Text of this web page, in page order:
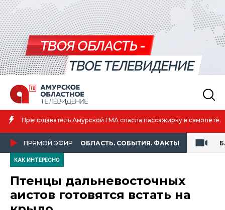
Преподаватель Амурской ГМА спасла пассажирку в самолёте
ПРЯМОЙ ЭФИР ОБЛАСТЬ. СОБЫТИЯ. ФАКТЫ
КАК ИНТЕРЕСНО
Птенцы дальневосточных
аистов готовятся встать на